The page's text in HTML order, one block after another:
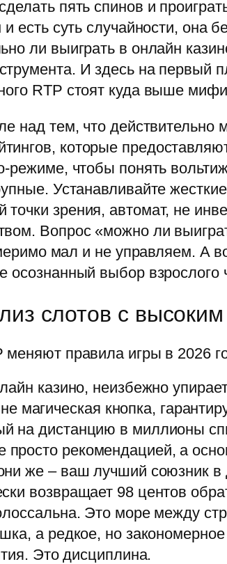
пять спинов и
есть суть случайности, она
ли выиграть в онлайн
И здесь на первый
RTP стоят куда выше
над тем, что
которые
чтобы понять
Устанавливайте
зрения, автомат, не
Вопрос «можно ли
мал и не управляем. А
осознанный выбор взрослого
слотов с
правила игры в 2026
казино, неизбежно
магическая кнопка,
на дистанцию в миллионы
рекомендацией, а
же – ваш лучший союзник в
возвращает 98 центов
Это море между
а редкое, но
Это дисциплина.